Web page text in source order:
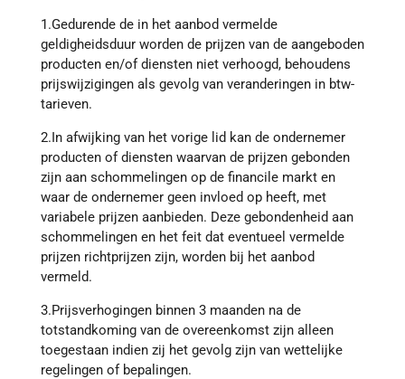
1.Gedurende de in het aanbod vermelde
geldigheidsduur worden de prijzen van de aangeboden
producten en/of diensten niet verhoogd, behoudens
prijswijzigingen als gevolg van veranderingen in btw-
tarieven.
2.In afwijking van het vorige lid kan de ondernemer
producten of diensten waarvan de prijzen gebonden
zijn aan schommelingen op de financile markt en
waar de ondernemer geen invloed op heeft, met
variabele prijzen aanbieden. Deze gebondenheid aan
schommelingen en het feit dat eventueel vermelde
prijzen richtprijzen zijn, worden bij het aanbod
vermeld.
3.Prijsverhogingen binnen 3 maanden na de
totstandkoming van de overeenkomst zijn alleen
toegestaan indien zij het gevolg zijn van wettelijke
regelingen of bepalingen.